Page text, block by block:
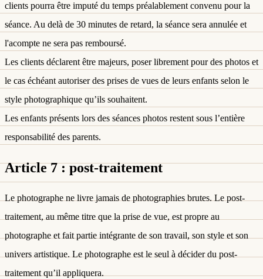
clients pourra être imputé du temps préalablement convenu pour la
séance. Au delà de 30 minutes de retard, la séance sera annulée et
l'acompte ne sera pas remboursé.
Les clients déclarent être majeurs, poser librement pour des photos et
le cas échéant autoriser des prises de vues de leurs enfants selon le
style photographique qu’ils souhaitent.
Les enfants présents lors des séances photos restent sous l’entière
responsabilité des parents.
Article 7 : post-traitement
Le photographe ne livre jamais de photographies brutes. Le post-
traitement, au même titre que la prise de vue, est propre au
photographe et fait partie intégrante de son travail, son style et son
univers artistique. Le photographe est le seul à décider du post-
traitement qu’il appliquera.